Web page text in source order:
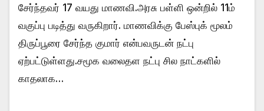
சேர்ந்தவர் 17 வயது மாணவி.அரசு பள்ளி ஒன்றில் 11ம்
வகுப்பு படித்து வருகிறார். மாணவிக்கு பேஸ்புக் மூலம்
திருப்பூரை சேர்ந்த குமார் என்பவருடன் நட்பு
ஏற்பட்டுள்ளது.சமூக வலைதள நட்பு சில நாட்களில்
காதலாக…